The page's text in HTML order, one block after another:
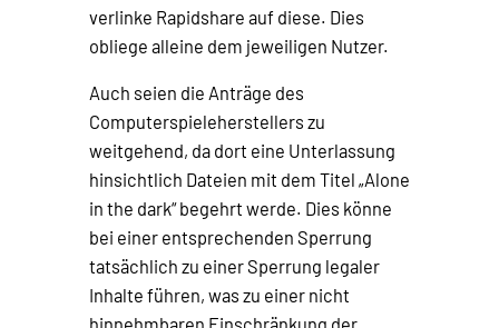
verlinke Rapidshare auf diese. Dies
obliege alleine dem jeweiligen Nutzer.
Auch seien die Anträge des
Computerspieleherstellers zu
weitgehend, da dort eine Unterlassung
hinsichtlich Dateien mit dem Titel „Alone
in the dark“ begehrt werde. Dies könne
bei einer entsprechenden Sperrung
tatsächlich zu einer Sperrung legaler
Inhalte führen, was zu einer nicht